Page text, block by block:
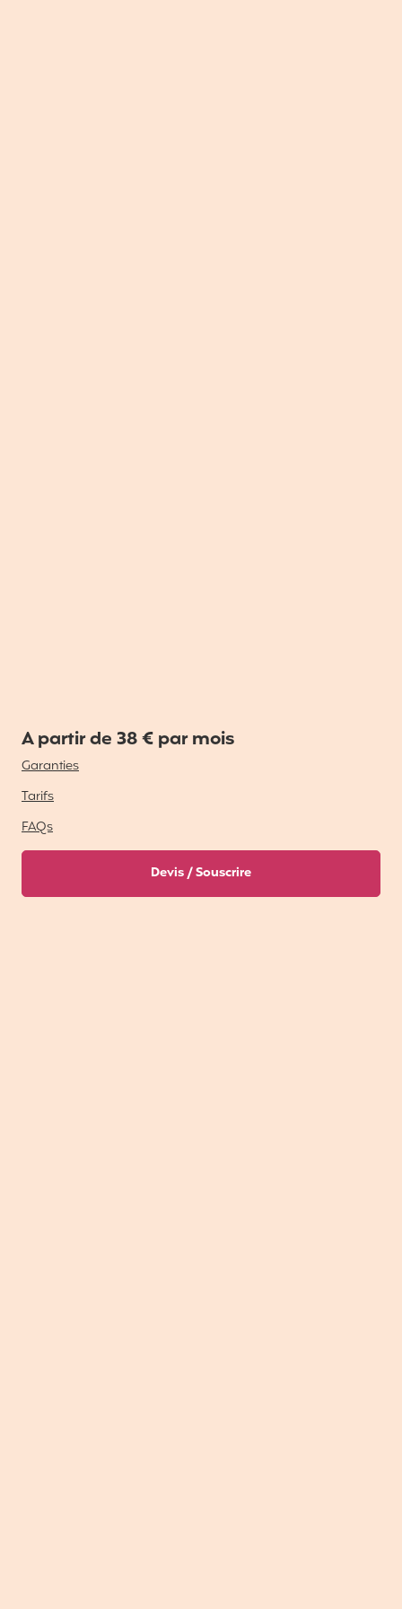
A partir de 38 € par mois
Garanties
Tarifs
FAQs
Devis / Souscrire